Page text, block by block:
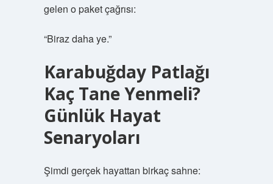
gelen o paket çağrısı:
“Biraz daha ye.”
Karabuğday Patlağı
Kaç Tane Yenmeli?
Günlük Hayat
Senaryoları
Şimdi gerçek hayattan birkaç sahne: